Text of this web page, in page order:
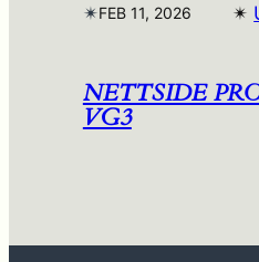
✴︎FEB 11, 2026 ✴︎
NETTSIDE
VG3